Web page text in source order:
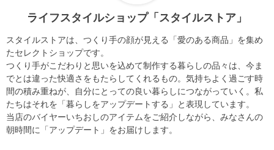
ライフスタイルショップ「スタイルストア」
スタイルストアは、つくり手の顔が見える「愛のある商品」を集め
たセレクトショップです。
つくり手がこだわりと思いを込めて制作する暮らしの品々は、今ま
でとは違った快適さをもたらしてくれるもの。気持ちよく過ごす時
間の積み重ねが、自分にとっての良い暮らしにつながっていく。私
たちはそれを「暮らしをアップデートする」と表現しています。
当店のバイヤーいちおしのアイテムをご紹介しながら、みなさんの
朝時間に「アップデート」をお届けします。